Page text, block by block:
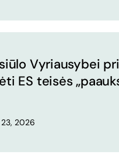
Vyriausybei
ES teisės
2026